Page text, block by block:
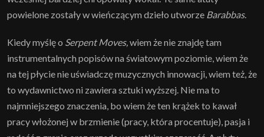
powielone zostały w wieńczącym dzieło utworze Barabbas.
Kiedy myślę o Serpent Moves, wiem że nie znajdę tam
instrumentalnych popisów na światowym poziomie, wiem że
na tej płycie nie uświadczę muzycznych innowacji, wiem też, że
to wydawnictwo ni zawiera sztuki wyższej. Nie ma to
najmniejszego znaczenia, bo wiem że ten krążek to kawał
pracy włożonej w brzmienie (pracy, która procentuje), pasja i